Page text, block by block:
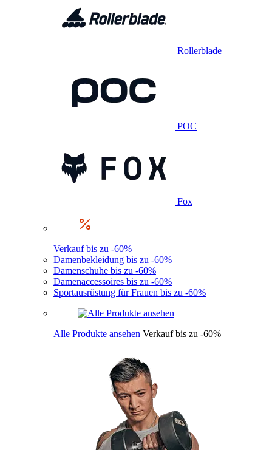
Rollerblade
POC
Fox
Verkauf bis zu -60%
Damenbekleidung bis zu -60%
Damenschuhe bis zu -60%
Damenaccessoires bis zu -60%
Sportausrüstung für Frauen bis zu -60%
Alle Produkte ansehen Verkauf bis zu -60%